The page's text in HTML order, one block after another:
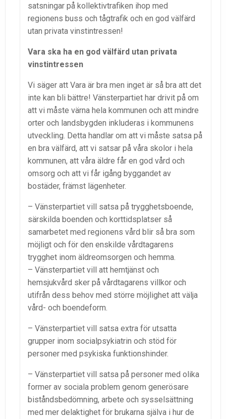
satsningar på kollektivtrafiken ihop med
regionens buss och tågtrafik och en god välfärd
utan privata vinstintressen!
Vara ska ha en god välfärd utan privata
vinstintressen
Vi säger att Vara är bra men inget är så bra att det
inte kan bli bättre! Vänsterpartiet har drivit på om
att vi måste värna hela kommunen och att mindre
orter och landsbygden inkluderas i kommunens
utveckling. Detta handlar om att vi måste satsa på
en bra välfärd, att vi satsar på våra skolor i hela
kommunen, att våra äldre får en god vård och
omsorg och att vi får igång byggandet av
bostäder, främst lägenheter.
– Vänsterpartiet vill satsa på trygghetsboende,
särskilda boenden och korttidsplatser så
samarbetet med regionens vård blir så bra som
möjligt och för den enskilde vårdtagarens
trygghet inom äldreomsorgen och hemma.
– Vänsterpartiet vill att hemtjänst och
hemsjukvård sker på vårdtagarens villkor och
utifrån dess behov med större möjlighet att välja
vård- och boendeform.
– Vänsterpartiet vill satsa extra för utsatta
grupper inom socialpsykiatrin och stöd för
personer med psykiska funktionshinder.
– Vänsterpartiet vill satsa på personer med olika
former av sociala problem genom generösare
biståndsbedömning, arbete och sysselsättning
med mer delaktighet för brukarna själva i hur de